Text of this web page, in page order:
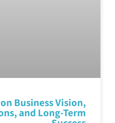
Business Vision,
and Long-Term